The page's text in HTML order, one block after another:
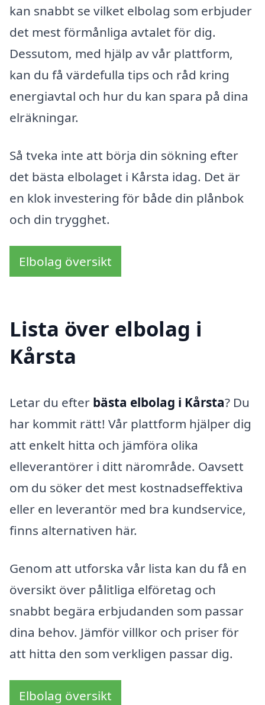
kan snabbt se vilket elbolag som erbjuder
det mest förmånliga avtalet för dig.
Dessutom, med hjälp av vår plattform,
kan du få värdefulla tips och råd kring
energiavtal och hur du kan spara på dina
elräkningar.
Så tveka inte att börja din sökning efter
det bästa elbolaget i Kårsta idag. Det är
en klok investering för både din plånbok
och din trygghet.
Elbolag översikt
Lista över elbolag i
Kårsta
Letar du efter bästa elbolag i Kårsta? Du
har kommit rätt! Vår plattform hjälper dig
att enkelt hitta och jämföra olika
elleverantörer i ditt närområde. Oavsett
om du söker det mest kostnadseffektiva
eller en leverantör med bra kundservice,
finns alternativen här.
Genom att utforska vår lista kan du få en
översikt över pålitliga elföretag och
snabbt begära erbjudanden som passar
dina behov. Jämför villkor och priser för
att hitta den som verkligen passar dig.
Elbolag översikt